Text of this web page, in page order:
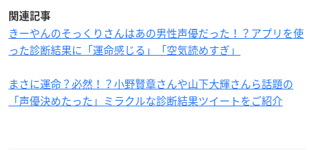
関連記事
きーやんのそっくりさんはあの男性声優だった！？アプリを使
った診断結果に「運命感じる」「空気読めすぎ」
まさに運命？必然！？小野賢章さんや山下大輝さんら話題の
「声優決めたった」ミラクルな診断結果ツイートをご紹介